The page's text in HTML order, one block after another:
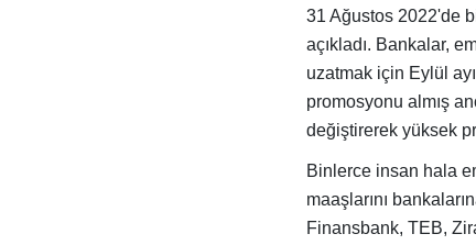
31 Ağustos 2022'de
açıkladı. Bankalar,
uzatmak için Eylül
promosyonu almış
değiştirerek yüksek
Binlerce insan hala
maaşlarını
Finansbank, TEB,